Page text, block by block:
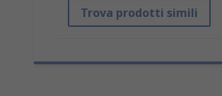
Trova prodotti simili